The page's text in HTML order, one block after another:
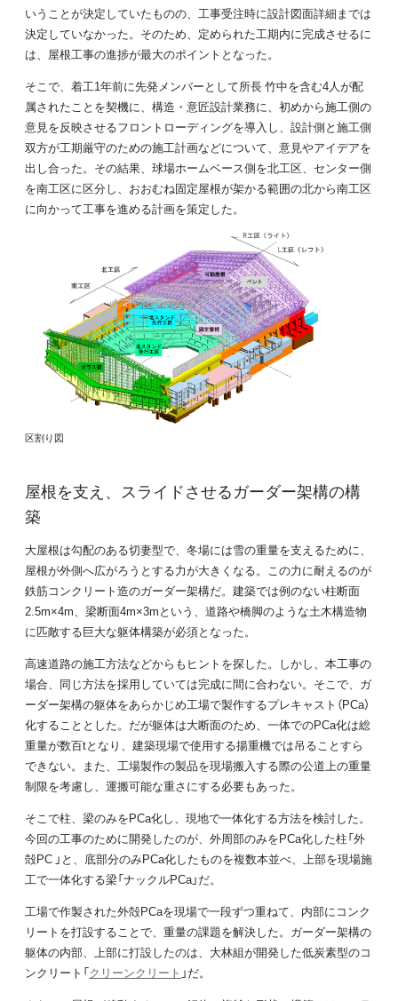
いうことが決定していたものの、工事受注時に設計図面詳細までは
決定していなかった。そのため、定められた工期内に完成させるに
は、屋根工事の進捗が最大のポイントとなった。
そこで、着工1年前に先発メンバーとして所長 竹中を含む4人が配
属されたことを契機に、構造・意匠設計業務に、初めから施工側の
意見を反映させるフロントローディングを導入し、設計側と施工側
双方が工期厳守のための施工計画などについて、意見やアイデアを
出し合った。その結果、球場ホームベース側を北工区、センター側
を南工区に区分し、おおむね固定屋根が架かる範囲の北から南工区
に向かって工事を進める計画を策定した。
区割り図
屋根を支え、スライドさせるガーダー架構の構
築
大屋根は勾配のある切妻型で、冬場には雪の重量を支えるために、
屋根が外側へ広がろうとする力が大きくなる。この力に耐えるのが
鉄筋コンクリート造のガーダー架構だ。建築では例のない柱断面
2.5m×4m、梁断面4m×3mという、道路や橋脚のような土木構造物
に匹敵する巨大な躯体構築が必須となった。
高速道路の施工方法などからもヒントを探した。しかし、本工事の
場合、同じ方法を採用していては完成に間に合わない。そこで、ガ
ーダー架構の躯体をあらかじめ工場で製作するプレキャスト（PCa）
化することとした。だが躯体は大断面のため、一体でのPCa化は総
重量が数百tとなり、建築現場で使用する揚重機では吊ることすら
できない。また、工場製作の製品を現場搬入する際の公道上の重量
制限を考慮し、運搬可能な重さにする必要もあった。
そこで柱、梁のみをPCa化し、現地で一体化する方法を検討した。
今回の工事のために開発したのが、外周部のみをPCa化した柱「外
殻PC 」と、底部分のみPCa化したものを複数本並べ、上部を現場施
工で一体化する梁「ナックルPCa」だ。
工場で作製された外殻PCaを現場で一段ずつ重ねて、内部にコンク
リートを打設することで、重量の課題を解決した。ガーダー架構の
躯体の内部、上部に打設したのは、大林組が開発した低炭素型のコ
ンクリート「クリーンクリート 」だ。